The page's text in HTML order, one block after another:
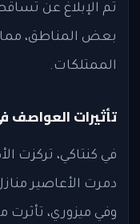
تم الإبلاغ عن
بعض المناطق،
الممتلكات.
تأثيرات
في كنتاكي، تركزت
دمرت الأعاصير
وفي ميزوري،